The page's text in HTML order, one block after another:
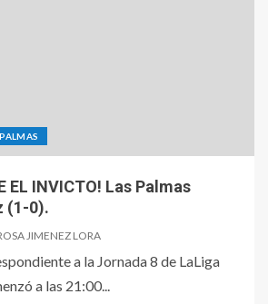
EL INVICTO! Las Palmas
(1-0).
JIMENEZ LORA
a la Jornada 8 de LaLiga
a las 21:00...